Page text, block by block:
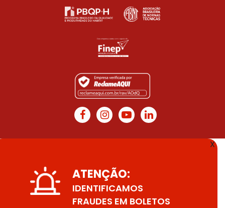
X
ATENÇÃO:
IDENTIFICAMOS
FRAUDES EM BOLETOS